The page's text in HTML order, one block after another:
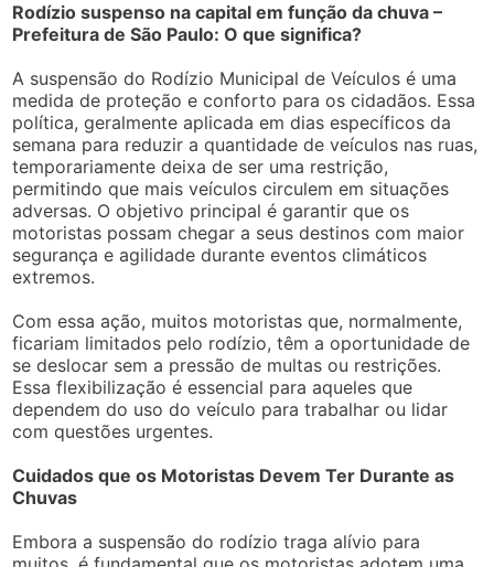
Rodízio suspenso na capital em função da chuva –
Prefeitura de São Paulo: O que significa?
A suspensão do Rodízio Municipal de Veículos é uma
medida de proteção e conforto para os cidadãos. Essa
política, geralmente aplicada em dias específicos da
semana para reduzir a quantidade de veículos nas ruas,
temporariamente deixa de ser uma restrição,
permitindo que mais veículos circulem em situações
adversas. O objetivo principal é garantir que os
motoristas possam chegar a seus destinos com maior
segurança e agilidade durante eventos climáticos
extremos.
Com essa ação, muitos motoristas que, normalmente,
ficariam limitados pelo rodízio, têm a oportunidade de
se deslocar sem a pressão de multas ou restrições.
Essa flexibilização é essencial para aqueles que
dependem do uso do veículo para trabalhar ou lidar
com questões urgentes.
Cuidados que os Motoristas Devem Ter Durante as
Chuvas
Embora a suspensão do rodízio traga alívio para